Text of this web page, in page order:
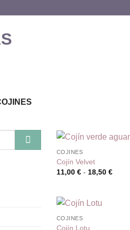
COJINES
Cojín Velvet
11,00 € - 18,50 €Rango
COJINES
Cojín Lotu